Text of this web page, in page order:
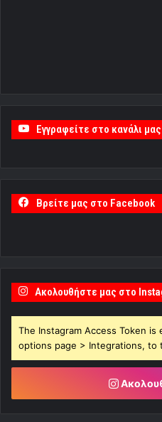
Εγγραφείτε στο κανάλι μας
Βρείτε μας στο Facebook
Ακολουθήστε μας στο
The Instagram Access Token
options page > Integrations, to